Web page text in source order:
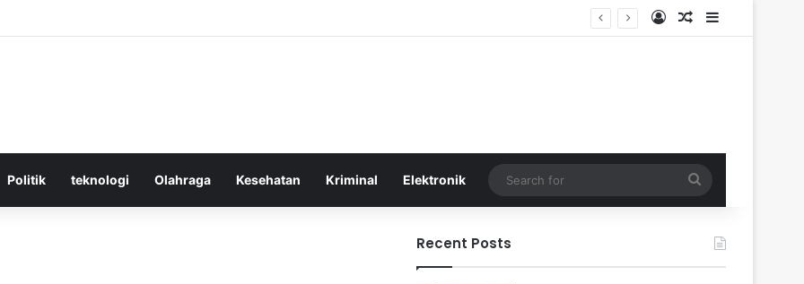
Log InRandom Article
Sidebar
Politik teknologi Olahraga Kesehatan Kriminal Elektronik
for
Recent Posts